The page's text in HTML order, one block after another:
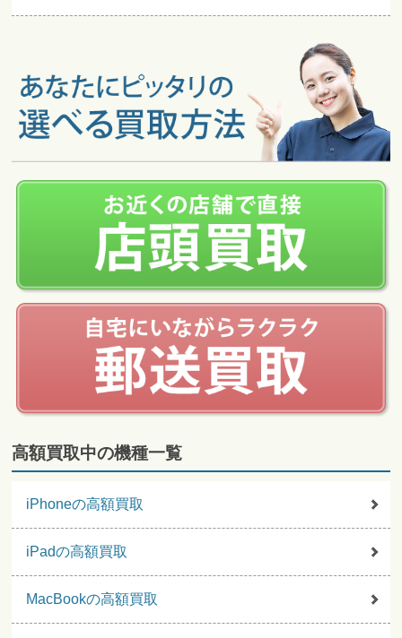
高額買取中の機種一覧
iPhoneの高額買取
iPadの高額買取
MacBookの高額買取